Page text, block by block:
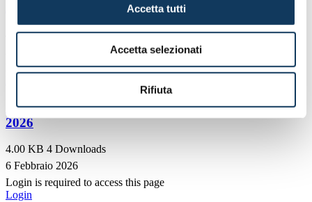
Accetta tutti
Accetta selezionati
Rifiuta
4.00 KB2 Downloads
Login is required to access this page
CIRCOLARE 01.2026 Save the date 23 giugno
2026
4.00 KB 4 Downloads
6 Febbraio 2026
Login is required to access this page
Login